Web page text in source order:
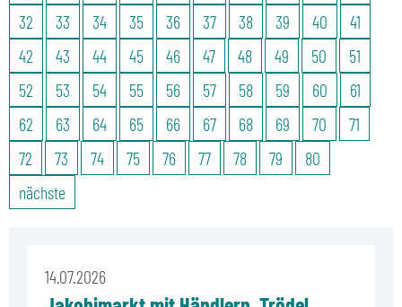
32
33 34 35 36 37 38 39 40
41
42
43 44 45 46 47 48 49 50
51
52
53 54 55 56 57 58 59 60
61
62
63 64 65 66 67 68 69 70
71
72
73 74 75 76 77 78 79
80
nächste
14.07.2026